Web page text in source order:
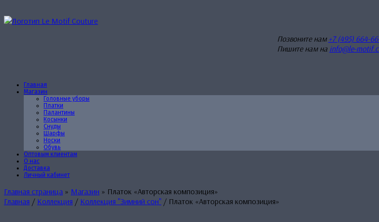
к
Позвоните нам +7 (495) 664-
Пишите нам на info@le-
Главная
Магазин
Головные уборы
Платки
Палантины
Косынки
Снуды
Шарфы
Носки
Обувь
Оптовым клиентам
О нас
Доставка
Личный кабинет
Главная страница » Магазин » Платок «Авторская композиция»
Главная / Коллекция / Коллекция "Зимний сон" / Платок «Авторская композиция»